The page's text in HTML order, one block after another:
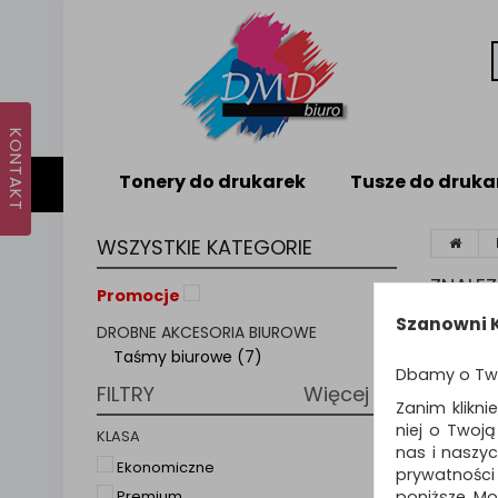
Tonery do drukarek Tusze do
WSZYSTKIE KATEGORIE
Promocje
DROBNE AKCESORIA BIUROWE
Taśmy biurowe (7)
FILTRY Więcej
KLASA
Ekonomiczne
Szanowni
Dbamy o
Zanim
niej o
nas i